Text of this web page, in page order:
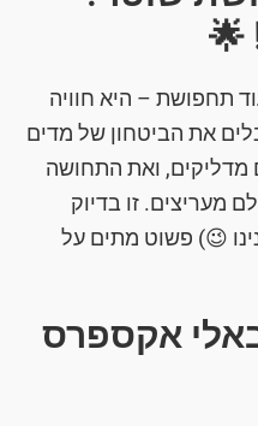
🌟
תחפושת – היא חוויה
את הביטחון של מדים
מדליקים, ואת התחושה
מעריצים. זו בדיוק
😉) פשוט מתים על
אקספרס